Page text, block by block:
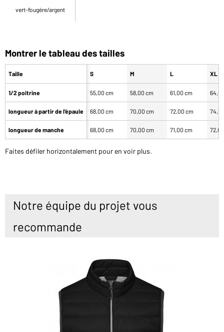
vert-fougère/argent
Montrer le tableau des tailles
Taille
1/2 poitrine
longueur à partir de l'épaule
longueur de manche
S M L XL
55,00 cm 58,00 cm 61,00 cm
68,00 cm 70,00 cm 72,00 cm
68,00 cm 70,00 cm 71,00 cm
Faites défiler horizontalement pour en voir plus.
Notre équipe du projet vous
recommande